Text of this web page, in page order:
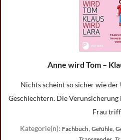
Anne wird Tom –
Nichts scheint so sicher wie
Geschlechtern. Die
Frau
Kategorie(n): Fachbuch, Gefühle,